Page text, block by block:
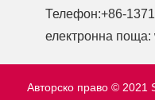
Телефон:+86-
електронна поща:
Авторско право © 2021